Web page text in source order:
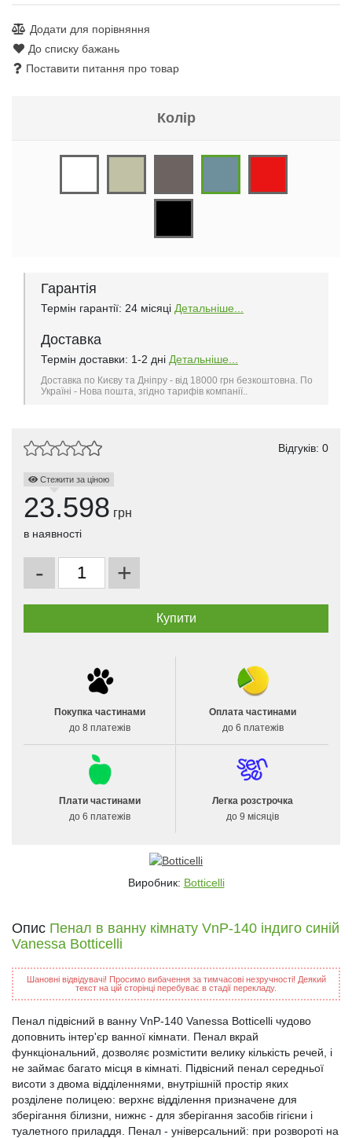
Додати для порівняння
До списку бажань
Поставити питання про товар
Колір
Гарантія
Термін гарантії: 24 місяці Детальніше...
Доставка
Термін доставки: 1-2 дні Детальніше...
Доставка по Києву та Дніпру - від 18000 грн безкоштовна. По
Україні - Нова пошта, згідно тарифів компанії..
Відгуків: 0
Стежити за ціною
23.598 грн
в наявності
- +
Покупка частинами
до 8 платежів
Оплата частинами
до 6 платежів
Плати частинами
до 6 платежів
Легка розстрочка
до 9 місяців
Виробник: Botticelli
Опис Пенал в ванну кімнату VnP-140 індиго синій
Vanessa Botticelli
Шановні відвідувачі! Просимо вибачення за тимчасові незручності! Деякий
текст на цій сторінці перебуває в стадії перекладу.
Пенал підвісний в ванну VnP-140 Vanessa Botticelli чудово
доповнить інтер'єр ванної кімнати. Пенал вкрай
функціональний, дозволяє розмістити велику кількість речей, і
не займає багато місця в кімнаті. Підвісний пенал середньої
висоти з двома відділеннями, внутрішній простір яких
розділене полицею: верхнє відділення призначене для
зберігання білизни, нижнє - для зберігання засобів гігієни і
туалетного приладдя. Пенал - універсальний: при розвороті на